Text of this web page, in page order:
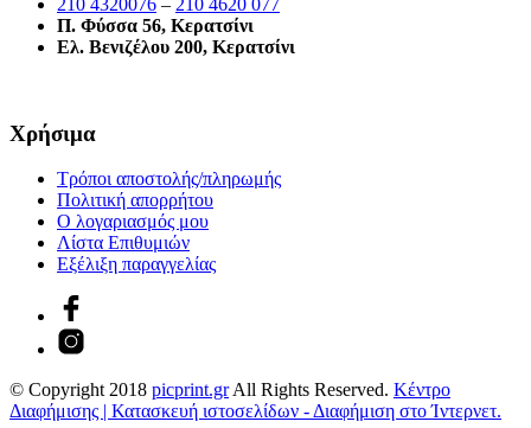
210 4320076 – 210 4620 077
Π. Φύσσα 56, Κερατσίνι
Ελ. Βενιζέλου 200, Κερατσίνι
Χρήσιμα
Τρόποι αποστολής/πληρωμής
Πολιτική απορρήτου
Ο λογαριασμός μου
Λίστα Επιθυμιών
Εξέλιξη παραγγελίας
© Copyright 2018 picprint.grAll Rights Reserved. Κέντρο
Διαφήμισης | Κατασκευή ιστοσελίδων - Διαφήμιση στο Ίντερνετ.